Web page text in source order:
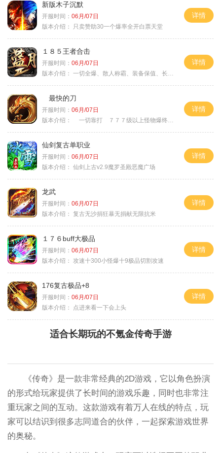
新版木子沉默
开服时间： 06月/07日
版本介绍：
只卖赞助30一个爆率全开白票天堂
详情
１８５王者合击
开服时间： 06月/07日
版本介绍： 一切全爆、散人称霸、装备保值、长期耐玩
详情
最快的刀
开服时间： 06月/07日
版本介绍：
一切靠打 ７７７级以上怪物爆终极
详情
仙剑复古单职业
开服时间： 06月/07日
版本介绍： 仙剑上古v2.9魔罗圣殿恶魔广场
详情
龙武
开服时间： 06月/07日
版本介绍： 复古无沙捐狂暴无捐献无限抗米
详情
１７６buff大极品
开服时间： 06月/07日
版本介绍： 攻速十300小怪爆十9极品切割攻速
详情
176复古极品+8
开服时间： 06月/07日
版本介绍：
点进来看一下会上头
详情
适合长期玩的不氪金传奇手游
《传奇》是一款非常经典的2D游戏，它以角色扮演
的形式给玩家提供了长时间的游戏乐趣，同时也非常注
重玩家之间的互动。这款游戏有着万人在线的特点，玩
家可以结识到很多志同道合的伙伴，一起探索游戏世界
的奥秘。